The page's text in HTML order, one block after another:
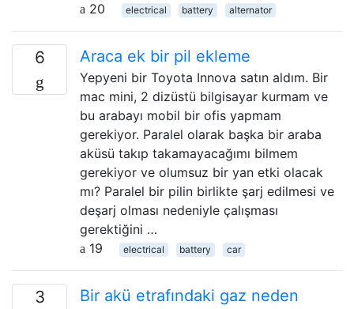
20
electrical battery alternator
6 Araca ek bir pil ekleme
Yepyeni bir Toyota Innova satın aldım. Bir
mac mini, 2 dizüstü bilgisayar kurmam ve
bu arabayı mobil bir ofis yapmam
gerekiyor. Paralel olarak başka bir araba
aküsü takıp takamayacağımı bilmem
gerekiyor ve olumsuz bir yan etki olacak
mı? Paralel bir pilin birlikte şarj edilmesi ve
deşarj olması nedeniyle çalışması
gerektiğini …
19
electrical battery car
3
Bir akü etrafındaki gaz neden